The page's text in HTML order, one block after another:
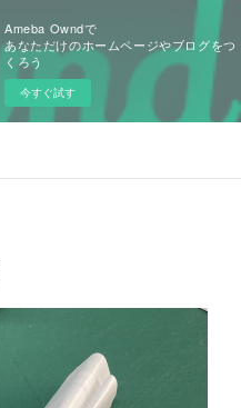
Ameba Owndで
あなただけのホームページやブログをつ
くろう
今すぐ試す